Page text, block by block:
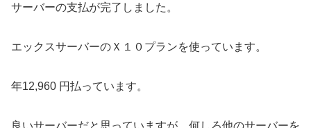
サーバーの支払が完了しました。
エックスサーバーのＸ１０プランを使っています。
年12,960 円払っています。
良いサーバーだと思っていますが、何しろ他のサーバーを